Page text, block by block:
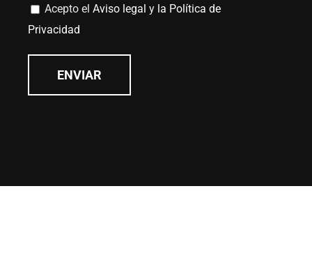
Acepto elAviso legal y la Política de
Privacidad